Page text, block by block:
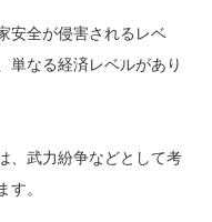
安全が侵害されるレベ
単なる経済レベルがあり
、武力紛争などとして考
す。